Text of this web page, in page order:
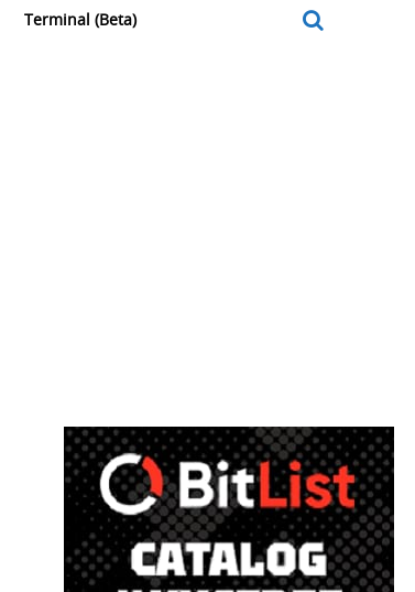
Terminal (Beta)